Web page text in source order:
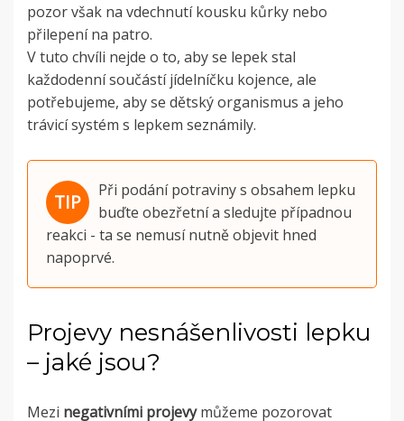
pozor však na vdechnutí kousku kůrky nebo
přilepení na patro.
V tuto chvíli nejde o to, aby se lepek stal
každodenní součástí jídelníčku kojence, ale
potřebujeme, aby se dětský organismus a jeho
trávicí systém s lepkem seznámily.
Při podání potraviny s obsahem lepku
buďte obezřetní a sledujte případnou
reakci - ta se nemusí nutně objevit hned
napoprvé.
Projevy nesnášenlivosti lepku
– jaké jsou?
Mezi negativními projevymůžeme pozorovat